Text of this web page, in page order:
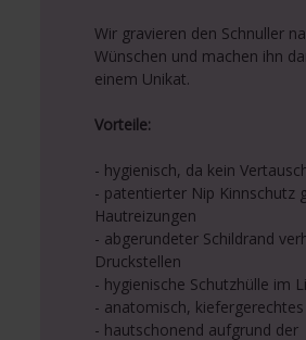
Wir gravieren den Schnuller
Wünschen und machen ihn
einem Unikat.
Vorteile:
- hygienisch, da kein
- patentierter Nip Kinnschutz
Hautreizungen
- abgerundeter Schildrand
Druckstellen
- hygienische Schutzhülle im
- anatomisch, kiefergerechtes
- hautschonend aufgrund der